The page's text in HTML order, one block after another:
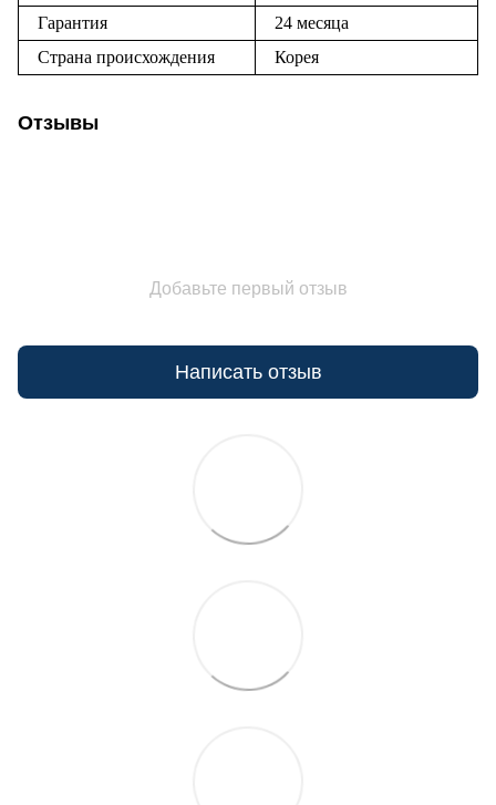
Гарантия
24 месяца
Страна происхождения
Корея
Отзывы
Добавьте первый отзыв
Написать отзыв